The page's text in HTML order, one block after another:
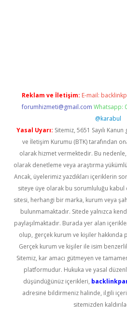
Reklam ve İletişim: E-mail:
forumhizmeti@gmail.com Whatsapp:
@karabul
Yasal Uyarı: Sitemiz, 5651 Sayılı
ve İletişim Kurumu (BTK) tarafından
olarak hizmet vermektedir. Bu
olarak denetleme veya araştırma
Ancak, üyelerimiz yazdıkları içeriklerin
siteye üye olarak bu sorumluluğu kabul
sitesi, herhangi bir marka, kurum veya
bulunmamaktadır. Sitede yalnızca
paylaşılmaktadır. Burada yer alan
olup, gerçek kurum ve kişiler hakkında
Gerçek kurum ve kişiler ile isim
Sitemiz, kar amacı gütmeyen ve
platformudur. Hukuka ve yasal
düşündüğünüz içerikleri,
adresine bildirmeniz halinde, ilgili
sitemizden